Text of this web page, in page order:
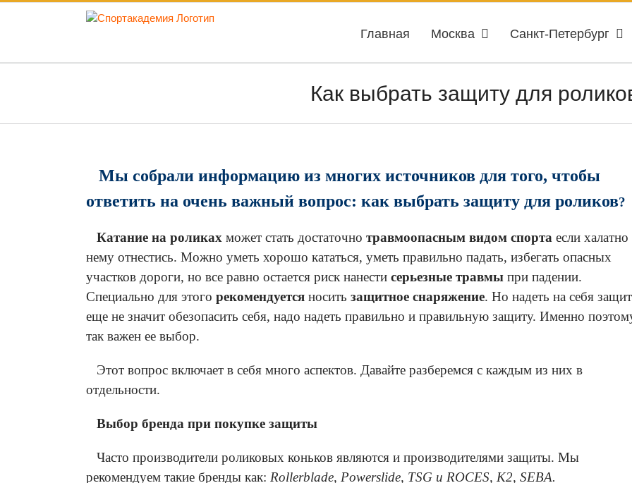
Skip
Главная Москва Санкт-Петербург
Как выбрать защиту для
Мы собрали информацию из многих источников для того, чтобы
ответить на очень важный вопрос: как выбрать защиту для роликов?
Катание на роликах может стать достаточно травмоопасным видом спорта если халатно
нему отнестись. Можно уметь хорошо кататься, уметь правильно падать, избегать опасных
участков дороги, но все равно остается риск нанести серьезные травмы при падении.
Специально для этого рекомендуется носить защитное снаряжение. Но надеть на себя
еще не значит обезопасить себя, надо надеть правильно и правильную защиту. Именно
так важен ее выбор.
Этот вопрос включает в себя много аспектов. Давайте разберемся с каждым из них в
отдельности.
Выбор бренда при покупке защиты
Часто производители роликовых коньков являются и производителями защиты. Мы
рекомендуем такие бренды как: Rollerblade, Powerslide, TSG и ROCES, K2, SEBA.